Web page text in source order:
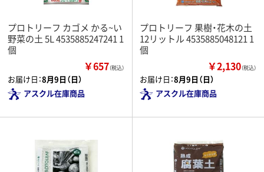
プロトリーフ カゴメ かる~い
野菜の土 5L 4535885247241 1
個
￥657（税込）
お届け日：8月9日（日）
アスクル在庫商品
プロトリーフ 果樹・花木の土
12リットル 4535885048121 1
個
￥2,130（税込）
お届け日：8月9日（日）
アスクル在庫商品